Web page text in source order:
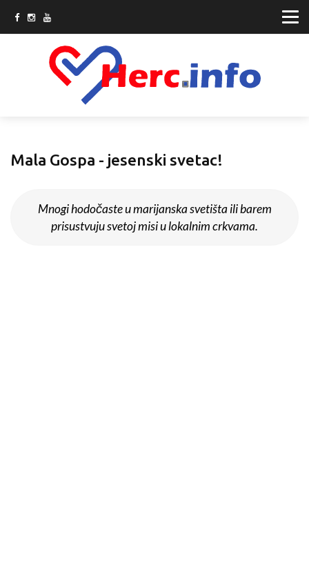
Mala Gospa - jesenski svetac!
Mnogi hodočaste u marijanska svetišta ili barem
prisustvuju svetoj misi u lokalnim crkvama.